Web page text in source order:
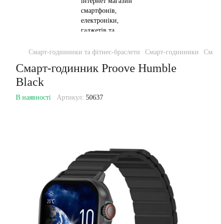
Смарт-годинники та фітнес-браслети Смарт-годинники
Смарт-годинник Proove Humble
Black
В наявності Артикул: 50637